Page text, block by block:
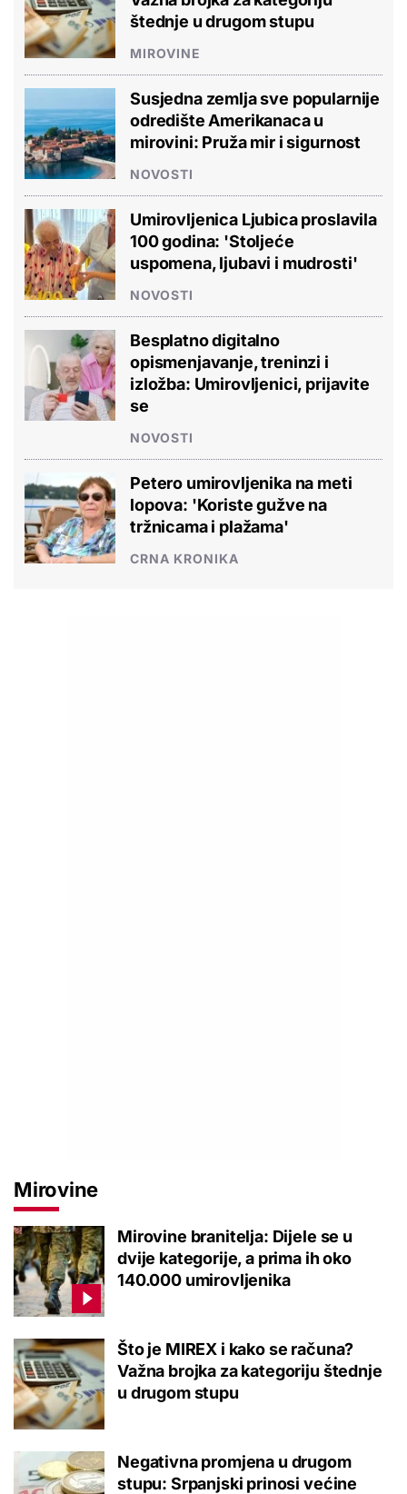
štednje u drugom stupu
MIROVINE
Susjedna zemlja sve popularnije
odredište Amerikanaca u
mirovini: Pruža mir i sigurnost
NOVOSTI
Umirovljenica Ljubica proslavila
100 godina: 'Stoljeće
uspomena, ljubavi i mudrosti'
NOVOSTI
Besplatno digitalno
opismenjavanje, treninzi i
izložba: Umirovljenici, prijavite
se
NOVOSTI
Petero umirovljenika na meti
lopova: 'Koriste gužve na
tržnicama i plažama'
CRNA KRONIKA
Mirovine
Mirovine branitelja: Dijele se u
dvije kategorije, a prima ih oko
140.000 umirovljenika
Što je MIREX i kako se računa?
Važna brojka za kategoriju štednje
u drugom stupu
Negativna promjena u drugom
stupu: Srpanjski prinosi većine